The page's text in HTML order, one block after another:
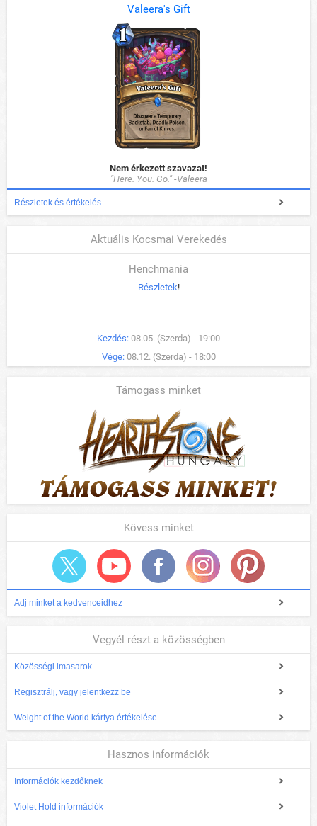
Valeera's Gift
Nem érkezett szavazat!
"Here. You. Go." -Valeera
Részletek és értékelés
Aktuális Kocsmai Verekedés
Henchmania
Részletek!
Kezdés: 08.05. (Szerda) - 19:00
Vége: 08.12. (Szerda) - 18:00
Támogass minket
Kövess minket
Adj minket a kedvenceidhez
Vegyél részt a közösségben
Közösségi imasarok
Regisztrálj, vagy jelentkezz be
Weight of the World kártya értékelése
Hasznos információk
Információk kezdőknek
Violet Hold információk